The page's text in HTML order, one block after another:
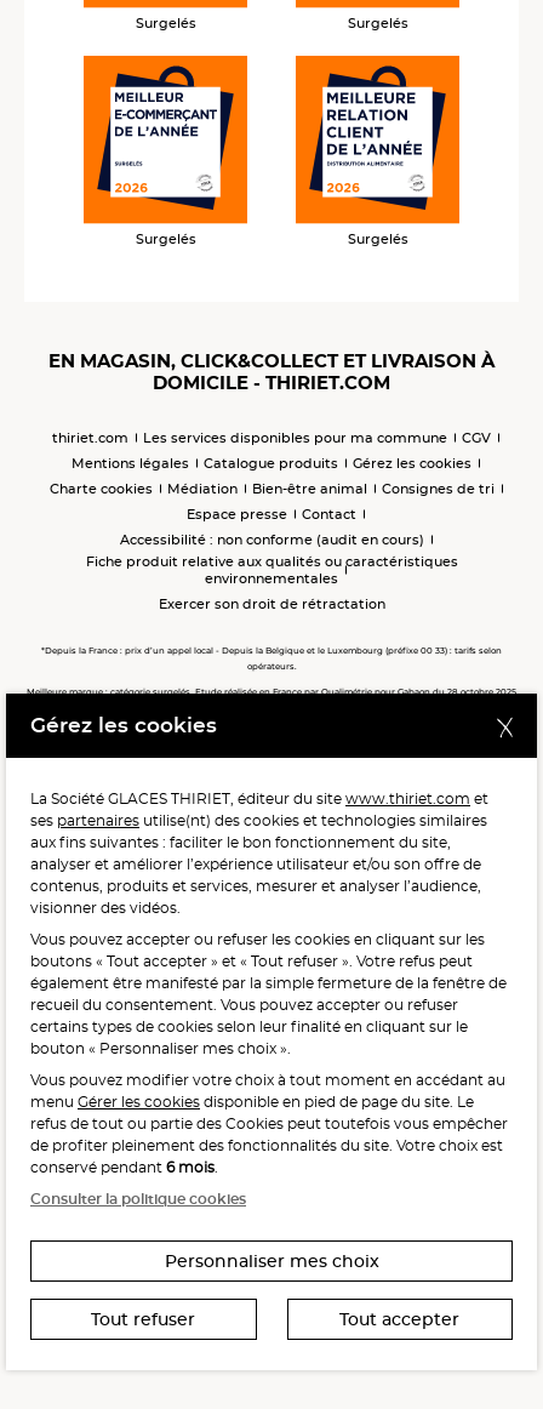
Surgelés Surgelés
Surgelés Surgelés
EN MAGASIN, CLICK&COLLECT ET LIVRAISON À
DOMICILE - THIRIET.COM
thiriet.com Les services disponibles pour ma commune
CGV
Mentions légales
Catalogue produits
Gérez les cookies
Charte cookies
Médiation Bien-être animal
Consignes de tri
Espace presse
Contact
Accessibilité : non conforme (audit en cours)
Fiche produit relative aux qualités ou caractéristiques
environnementales
Exercer son droit de rétractation
*Depuis la France : prix d’un appel local - Depuis la Belgique et le Luxembourg (préfixe 00 33) : tarifs selon
opérateurs.
Meilleure marque : catégorie surgelés. Etude réalisée en France par Qualimétrie pour Gabaon du 28 octobre 2025
Meilleure chaîne de magasins, Meilleur e-commerçant, Meilleure relation clients : catégorie surgelés. Étude
POUR VOTRE SANTÉ, MANGEZ AU MOINS CINQ FRUITS ET
LÉGUMES PAR JOUR.WWW.MANGERBOUGER.FR
L'abus d'alcool est dangereux pour la santé, à consommer
avec modération.
Interdiction de vente de boissons alcooliques
aux mineurs de moins de 18 ans
La preuve de majorité de l’acheteur est exigée au moment
de la vente en ligne.
CODE DE LA SANTÉ PUBLIQUE, ART. L. 3342-1 ET L. 3353-3
Gérez les cookies
La Société GLACES THIRIET, éditeur du site www.thiriet.com et
ses partenaires utilise(nt) des cookies et technologies similaires
aux fins suivantes : faciliter le bon fonctionnement du site,
analyser et améliorer l’expérience utilisateur et/ou son offre de
contenus, produits et services, mesurer et analyser l’audience,
visionner des vidéos.
Vous pouvez accepter ou refuser les cookies en cliquant sur les
boutons « Tout accepter » et « Tout refuser ». Votre refus peut
également être manifesté par la simple fermeture de la fenêtre de
recueil du consentement. Vous pouvez accepter ou refuser
certains types de cookies selon leur finalité en cliquant sur le
bouton « Personnaliser mes choix ».
Vous pouvez modifier votre choix à tout moment en accédant au
menu Gérer les cookies disponible en pied de page du site. Le
refus de tout ou partie des Cookies peut toutefois vous empêcher
de profiter pleinement des fonctionnalités du site. Votre choix est
conservé pendant 6 mois.
Consulter la politique cookies
Personnaliser mes choix
Tout refuser Tout accepter